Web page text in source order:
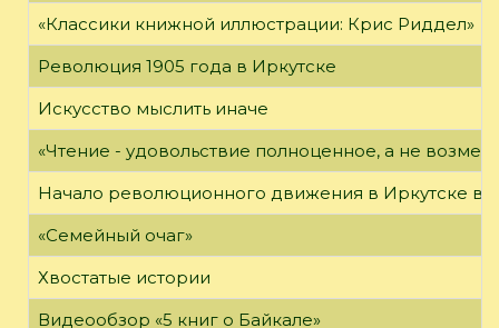
«Классики книжной иллюстрации: Крис Риддел»
Революция 1905 года в Иркутске
Искусство мыслить иначе
«Чтение - удовольствие полноценное, а не
Начало революционного движения в Иркутске в
«Семейный очаг»
Хвостатые истории
Видеообзор «5 книг о Байкале»